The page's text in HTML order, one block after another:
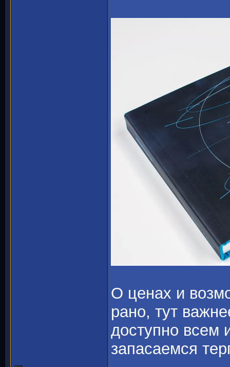
О ценах и
рано, тут
доступно всем
запасаемся